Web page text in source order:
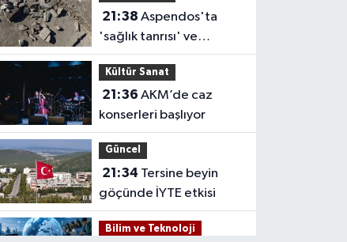
21:38
'sağlık tanrısı' ve
oğlunun heykeli bulundu
Kültür Sanat
21:36
konserleri başlıyor
Güncel
21:34
göçünde İYTE etkisi
Bilim ve Teknoloji